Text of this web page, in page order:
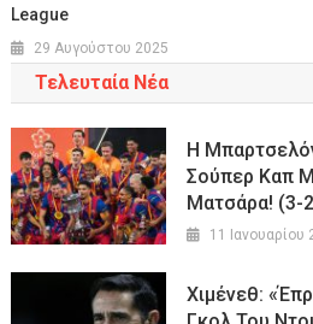
League
29 Αυγούστου 2025
Τελευταία Νέα
Η
Σούπερ Καπ
Ματσάρα! (3-
11 Ιανουαρίου
Χιμένεθ: